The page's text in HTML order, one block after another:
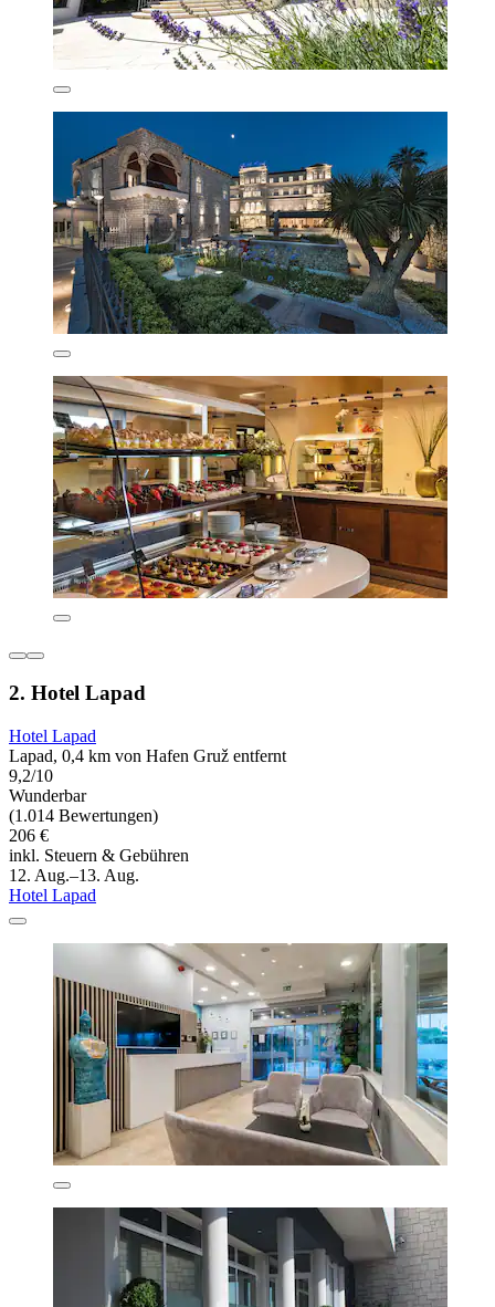
2. Hotel Lapad
Hotel Lapad
Lapad, 0,4 km von Hafen Gruž entfernt
9,2/10
Wunderbar
(1.014 Bewertungen)
206 €
inkl. Steuern & Gebühren
12. Aug.–13. Aug.
Hotel Lapad